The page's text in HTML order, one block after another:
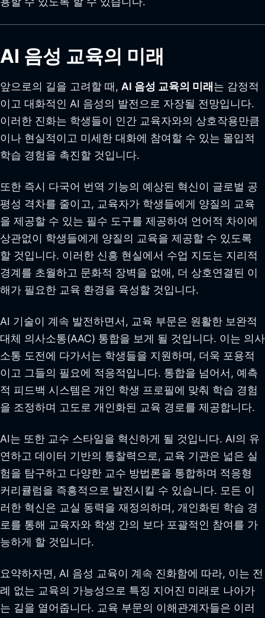
AI 음성 교육의 미래
앞으로의 길을 고려할 때, AI 음성 교육의 미래 는 감정적
이고 대화적인 AI 음성의 발전으로 자장될 전망입니다.
이러한 진화는 학생들이 인간 교육자와의 상호작용만큼
이나 현실적이고 미세한 대화에 참여할 수 있는 몰입적
학습 경험을 촉진할 것입니다.
또한 즉시 다국어 번역 기능의 예상된 혁신이 글로벌 공
평성 격차를 줄이고, 교육자가 학생들에게 양질의 교육
을 제공할 수 있는 필수 도구를 제공하여 언어적 차이에
상관없이 학생들에게 양질의 교육을 제공할 수 있도록
할 것입니다. 이러한 신흥 현실에서 수업 지도는 지리적
경계를 초월하고 문화적 장벽을 없애, 더 상호연결된 이
해가 필요한 교육 환경을 육성할 것입니다.
AI 기술이 계속 발전하면서, 교육 부문은 원활한 보완적
대체 의사소통(AAC) 통합을 보게 될 것입니다. 이는 의사
소통 도전에 다가서는 학생들을 지원하며, 더욱 포용적
이고 그들의 필요에 적응적입니다. 통합을 넘어서, 예측
적 피드백 시스템은 개인 학생 프로필에 맞춰 학습 경험
을 조정하며 고도로 개인화된 교육 경로를 제공합니다.
AI는 또한 교수 스타일을 혁신하게 될 것입니다. AI의 유
연하고 데이터 기반의 통찰력으로, 교육 기관은 넓은 실
험을 탐구하고 다양한 교수 방법론을 통합하며 적응형
커리큘럼을 즉흥적으로 발전시킬 수 있습니다. 모든 이
러한 혁신은 교실 동력을 재정의하며, 개인화된 학습 경
로를 통해 교육자와 학생 간의 보다 포괄적인 참여를 가
능하게 할 것입니다.
요약하자면, AI 음성 교육이 계속 진화함에 따라, 이는 전
례 없는 교육의 가능성으로 특징 지어진 미래로 나아가
는 길을 열어줍니다. 교육 부문의 이해관계자들은 이러